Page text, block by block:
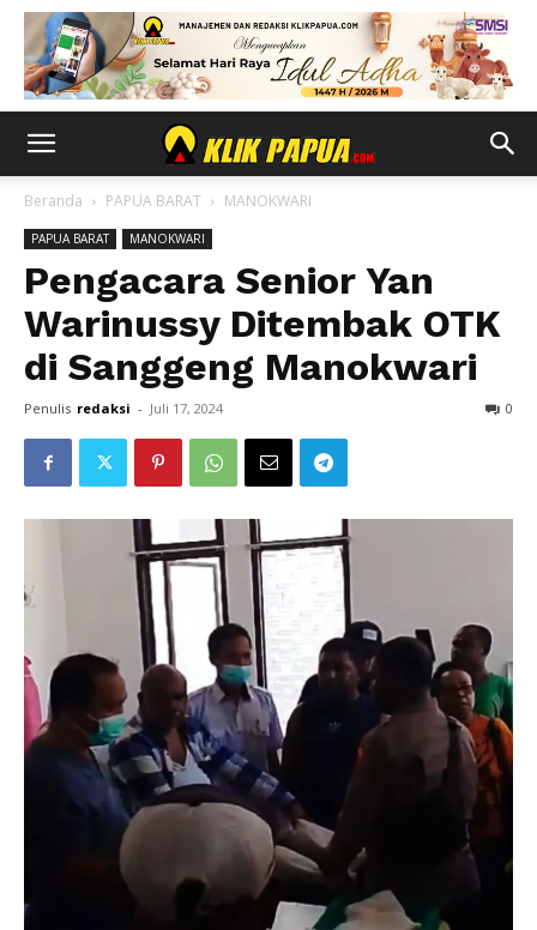
Beranda PAPUA BARAT MANOKWARI
PAPUA BARAT MANOKWARI
Pengacara Senior Yan
Warinussy Ditembak OTK
di Sanggeng Manokwari
Penulis redaksi - Juli 17, 2024 0